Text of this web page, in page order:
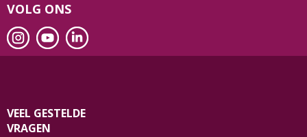
VOLG ONS
VEEL GESTELDE
VRAGEN